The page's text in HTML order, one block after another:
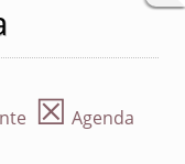
☒ Agenda